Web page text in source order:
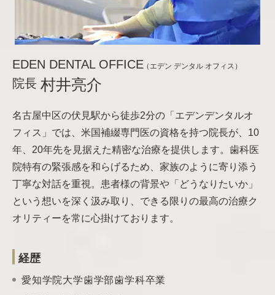
EDEN DENTAL OFFICE（エデン デンタル オフィス）
院長 村井亮介
名古屋中区の伏見駅から徒歩2分の「エデンデンタルオ
フィス」では、米国補綴専門医の資格を持つ院長が、10
年、20年先を見据えた精密な治療を提供します。歯科医
院特有の緊張感を和らげるため、家族のように寄り添う
丁寧な対話を重視。患者様の背景や「どうなりたいか」
という想いを深く汲み取り、できる限りの最高の治療ク
オリティーを常に心掛けております。
経歴
愛知学院大学歯学部歯学科卒業